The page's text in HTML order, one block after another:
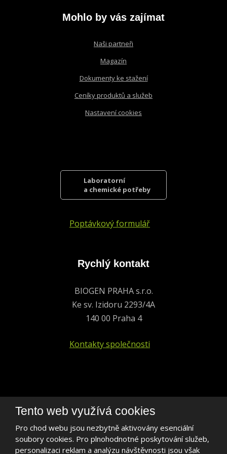
odeslat.
Mohlo by vás zajímat
Naši partneři
Magazín
Dokumenty ke stažení
Ceníky produktů a služeb
Nastavení cookies
Laboratorní
a chemické potřeby
Poptávkový formulář
Rychlý kontakt
BIOGEN PRAHA s.r.o.
Ke sv. Izidoru 2293/4A
140 00 Praha 4
Kontakty společnosti
biogen@biogen.cz
LinkedIn
Tento web využívá cookies
Pro chod webu jsou nezbytně aktivovány esenciální
soubory cookies. Pro plnohodnotné poskytování služeb,
personalizaci reklam a analýzu návštěvnosti jsou však